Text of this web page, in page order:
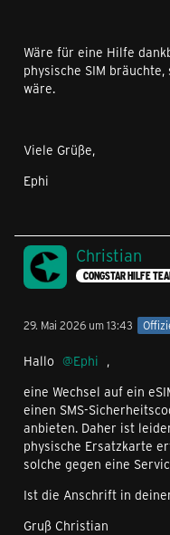
Wäre für eine Hilfe
physische SIM
wäre.
Viele Grüße,
Ephi
Christian
CONGSTAR HILFE
29. Mai 2026 um 13:43
Hallo Ephi ,
eine Wechsel auf ein
einen SMS-
anbieten. Daher ist
physische Ersatzkarte
solche gegen eine
Ist die Anschrift in
Gruß Christian